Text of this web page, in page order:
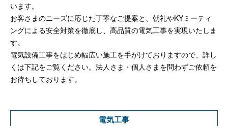
います。
お客さまのニーズに応じた丁寧なご提案と、朝礼やKYミーティ
ングによる安全対策を徹底し、高品質の電気工事を実現いたしま
す。
電気設備工事をはじめ幅広い施工を手がけておりますので、詳し
くは下記をご覧ください。法人さま・個人さまを問わずご依頼を
お待ちしております。
電気工事